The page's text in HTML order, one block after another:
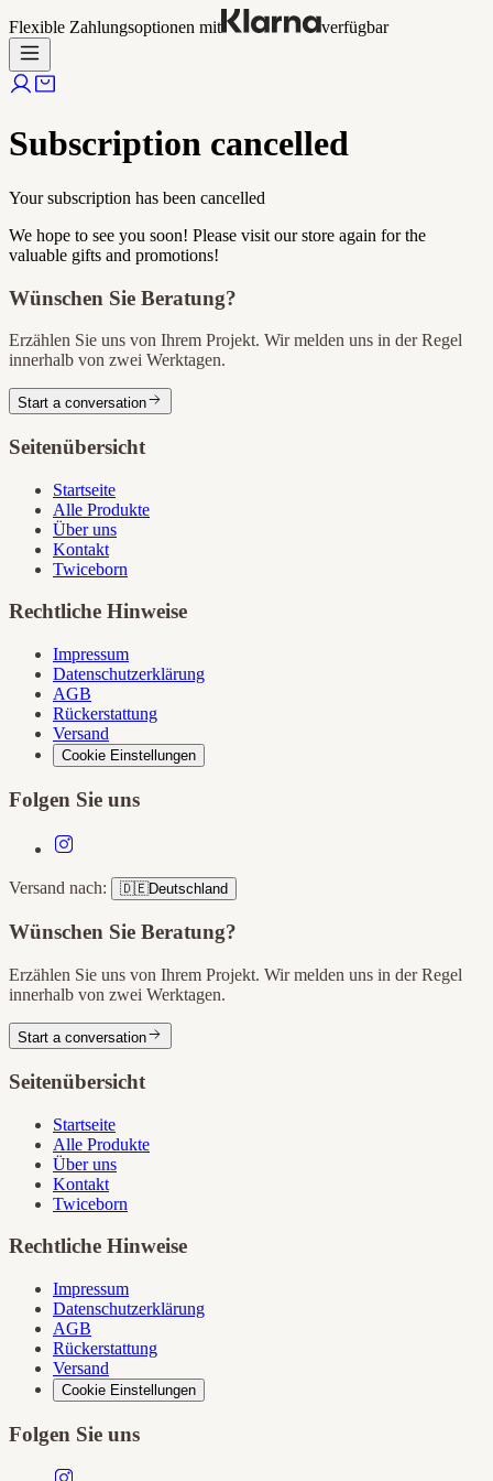
Flexible Zahlungsoptionen mit verfügbar
Subscription cancelled
Your subscription has been cancelled
We hope to see you soon! Please visit our store again for the
valuable gifts and promotions!
Wünschen Sie Beratung?
Erzählen Sie uns von Ihrem Projekt. Wir melden uns in der Regel
innerhalb von zwei Werktagen.
Start a conversation
Seitenübersicht
Startseite
Alle Produkte
Über uns
Kontakt
Twiceborn
Rechtliche Hinweise
Impressum
Datenschutzerklärung
AGB
Rückerstattung
Versand
Cookie Einstellungen
Folgen Sie uns
Versand nach: 🇩🇪Deutschland
Wünschen Sie Beratung?
Erzählen Sie uns von Ihrem Projekt. Wir melden uns in der Regel
innerhalb von zwei Werktagen.
Start a conversation
Seitenübersicht
Startseite
Alle Produkte
Über uns
Kontakt
Twiceborn
Rechtliche Hinweise
Impressum
Datenschutzerklärung
AGB
Rückerstattung
Versand
Cookie Einstellungen
Folgen Sie uns